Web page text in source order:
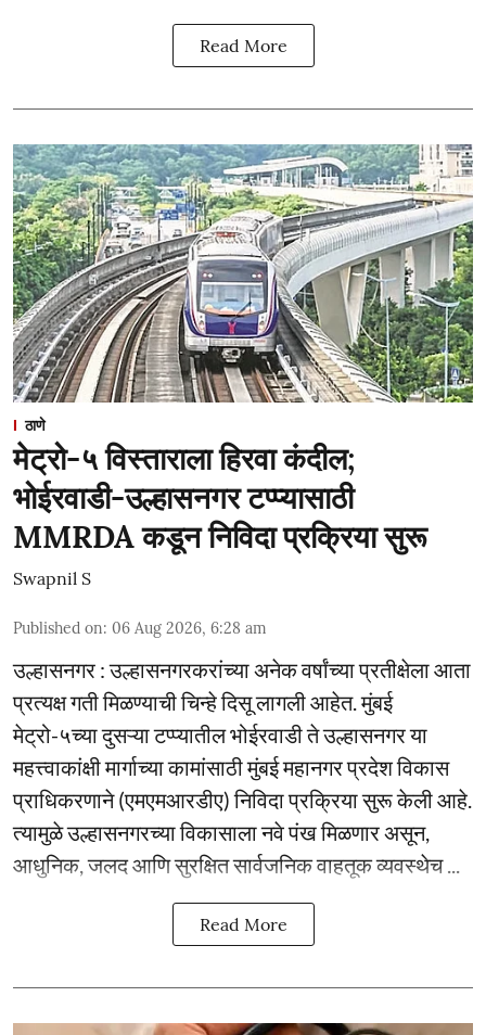
Read More
ठाणे
मेट्रो-५ विस्ताराला हिरवा कंदील;
भोईरवाडी-उल्हासनगर टप्प्यासाठी
MMRDA कडून निविदा प्रक्रिया सुरू
Swapnil S
Published on: 06 Aug 2026, 6:28 am
उल्हासनगर : उल्हासनगरकरांच्या अनेक वर्षांच्या प्रतीक्षेला आता
प्रत्यक्ष गती मिळण्याची चिन्हे दिसू लागली आहेत. मुंबई
मेट्रो-५च्या दुसऱ्या टप्प्यातील भोईरवाडी ते उल्हासनगर या
महत्त्वाकांक्षी मार्गाच्या कामांसाठी मुंबई महानगर प्रदेश विकास
प्राधिकरणाने (एमएमआरडीए) निविदा प्रक्रिया सुरू केली आहे.
त्यामुळे उल्हासनगरच्या विकासाला नवे पंख मिळणार असून,
आधुनिक, जलद आणि सुरक्षित सार्वजनिक वाहतूक व्यवस्थेच ...
Read More